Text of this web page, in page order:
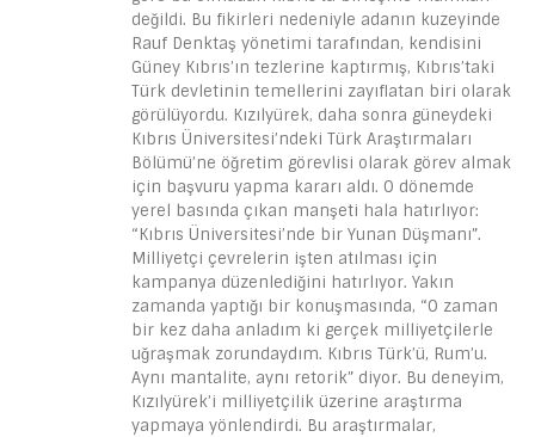
değildi. Bu fikirleri nedeniyle adanın kuzeyinde
Rauf Denktaş yönetimi tarafından, kendisini
Güney Kıbrıs’ın tezlerine kaptırmış, Kıbrıs’taki
Türk devletinin temellerini zayıflatan biri olarak
görülüyordu. Kızılyürek, daha sonra güneydeki
Kıbrıs Üniversitesi’ndeki Türk Araştırmaları
Bölümü’ne öğretim görevlisi olarak görev almak
için başvuru yapma kararı aldı. O dönemde
yerel basında çıkan manşeti hala hatırlıyor:
“Kıbrıs Üniversitesi’nde bir Yunan Düşmanı”.
Milliyetçi çevrelerin işten atılması için
kampanya düzenlediğini hatırlıyor. Yakın
zamanda yaptığı bir konuşmasında, “O zaman
bir kez daha anladım ki gerçek milliyetçilerle
uğraşmak zorundaydım. Kıbrıs Türk’ü, Rum’u.
Aynı mantalite, aynı retorik” diyor. Bu deneyim,
Kızılyürek’i milliyetçilik üzerine araştırma
yapmaya yönlendirdi. Bu araştırmalar,